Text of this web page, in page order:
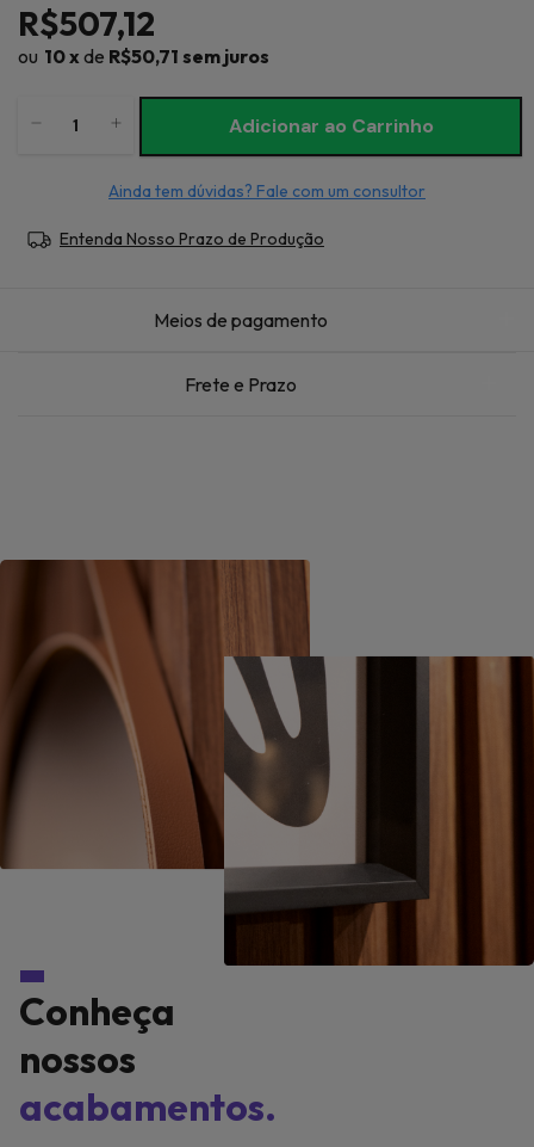
R$507,12
10x de R$50,71 sem juros
Ainda tem dúvidas? Fale com um consultor
Entenda Nosso Prazo de Produção
Meios de pagamento
Frete e Prazo
Conheça
nossos
acabamentos.